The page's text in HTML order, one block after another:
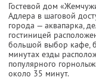
Гостевой дом
Адлера в шаговой
города — аквапарка,
гостиницей
большой выбор кафе,
минутах езды
популярного
около 35 минут.